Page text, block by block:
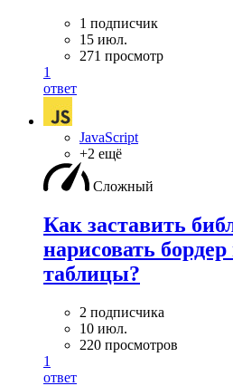
1 подписчик
15 июл.
271 просмотр
1
ответ
JavaScript
+2 ещё
Сложный
Как заставить
нарисовать
таблицы?
2 подписчика
10 июл.
220 просмотров
1
ответ